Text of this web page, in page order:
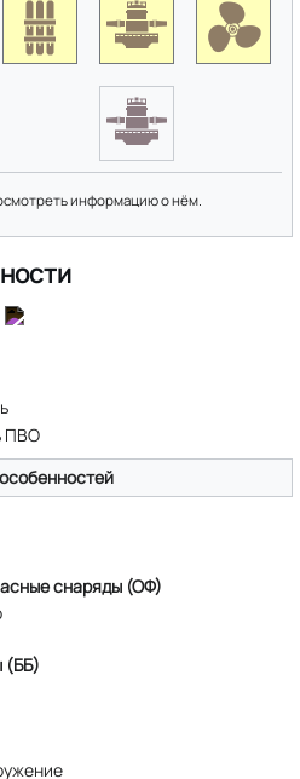
информацию о нём.
ПВО
снаряды (ОФ)
(ББ)